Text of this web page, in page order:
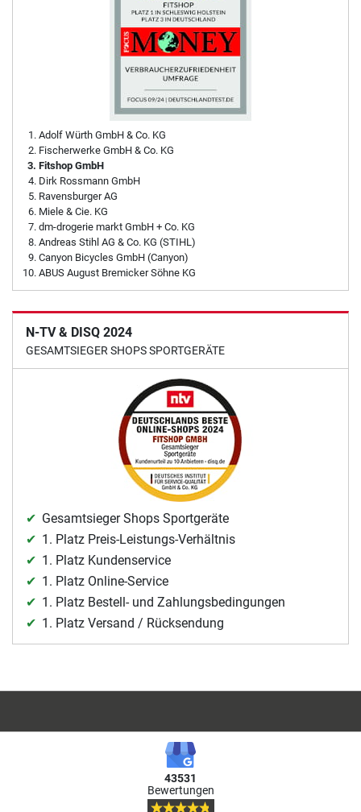
Adolf Würth GmbH & Co. KG
Fischerwerke GmbH & Co. KG
Fitshop GmbH
Dirk Rossmann GmbH
Ravensburger AG
Miele & Cie. KG
dm-drogerie markt GmbH + Co. KG
Andreas Stihl AG & Co. KG (STIHL)
Canyon Bicycles GmbH (Canyon)
ABUS August Bremicker Söhne KG
N-TV & DISQ 2024
GESAMTSIEGER SHOPS SPORTGERÄTE
Gesamtsieger Shops Sportgeräte
1. Platz Preis-Leistungs-Verhältnis
1. Platz Kundenservice
1. Platz Online-Service
1. Platz Bestell- und Zahlungsbedingungen
1. Platz Versand / Rücksendung
43531
Bewertungen